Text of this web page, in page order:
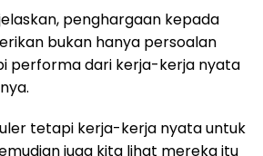
penghargaan kepada
bukan hanya persoalan
performa dari kerja-kerja nyata
tetapi kerja-kerja nyata untuk
juga kita lihat mereka itu